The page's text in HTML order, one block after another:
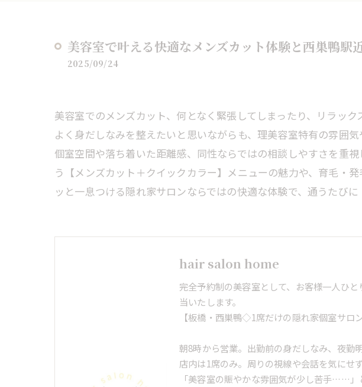
美容室で叶える快適なメンズカット体験と西巣鴨駅
2025/09/24
美容室でのメンズカット、何となく緊張してしまったり、リラッ
よく身だしなみを整えたいと思いながらも、理美容室特有の雰囲
個室空間や落ち着いた距離感、同性ならではの相談しやすさを重
う【メンズカット＋クイックカラー】メニューの魅力や、育毛・
ッと一息つける隠れ家サロンならではの快適な体験で、通うたび
hair salon home
完全予約制の美容室として、お客様一人ひ
当いたします。
【板橋・西巣鴨◇1席だけの隠れ家個室サロン
朝8時から営業。出勤前の身だしなみ、夜勤
店内は1席のみ。周りの視線や会話を気にせ
「美容室の賑やかな雰囲気が少し苦手……」